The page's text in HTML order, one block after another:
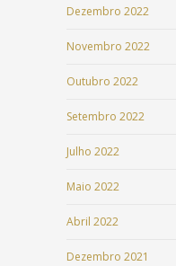
Dezembro 2022
Novembro 2022
Outubro 2022
Setembro 2022
Julho 2022
Maio 2022
Abril 2022
Dezembro 2021